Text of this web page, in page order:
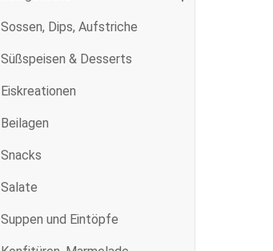
Sossen, Dips, Aufstriche
Süßspeisen & Desserts
Eiskreationen
Beilagen
Snacks
Salate
Suppen und Eintöpfe